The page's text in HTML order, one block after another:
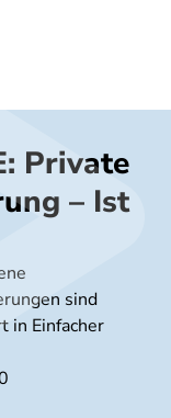
Private
– Ist
sind
in Einfacher